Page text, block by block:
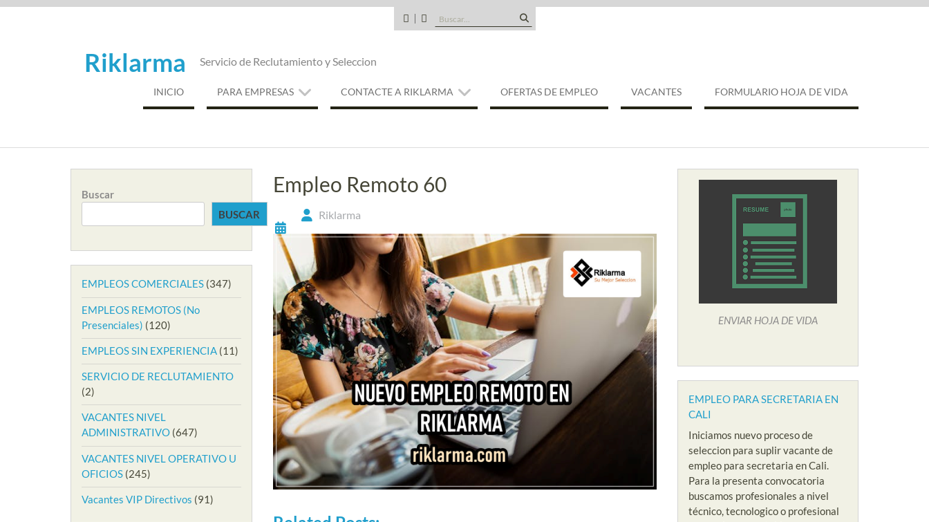
Saltar
CANDIDATOS
QUE
SOMOS
Buscar:
Riklarma Servicio de Reclutamiento y Seleccion
INICIO PARA EMPRESAS CONTACTE A RIKLARMA OFERTAS DE EMPLEO VACANTES FORMULARIO HOJA DE VIDA
Empleo Remoto 60
Riklarma
ENVIAR HOJA DE VIDA
EMPLEO PARA SECRETARIA EN
CALI
Iniciamos nuevo proceso de
seleccion para suplir vacante de
empleo para secretaria en Cali.
Para la presenta convocatoria
buscamos profesionales a nivel
técnico, tecnologico o profesional
Buscar
BUSCAR
EMPLEOS COMERCIALES (347)
EMPLEOS REMOTOS (No
Presenciales) (120)
EMPLEOS SIN EXPERIENCIA (11)
SERVICIO DE RECLUTAMIENTO
(2)
VACANTES NIVEL
ADMINISTRATIVO (647)
VACANTES NIVEL OPERATIVO U
OFICIOS (245)
Vacantes VIP Directivos (91)